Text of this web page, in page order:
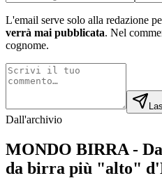
L'email serve solo alla redazione
verrà mai pubblicata. Nel
cognome.
Dall'archivio
MONDO BIRRA -
da birra più "alto"